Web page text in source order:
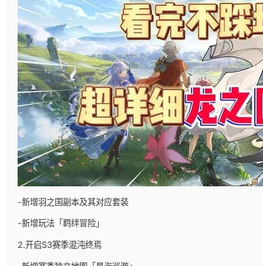
-新增羽之国副本及其对应套装
-新增玩法「羁绊冒险」
2.开启S3赛季混沌终焉